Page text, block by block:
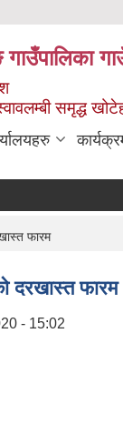
समृद्ध
फारम
दरखास्त फारम
- 15:02